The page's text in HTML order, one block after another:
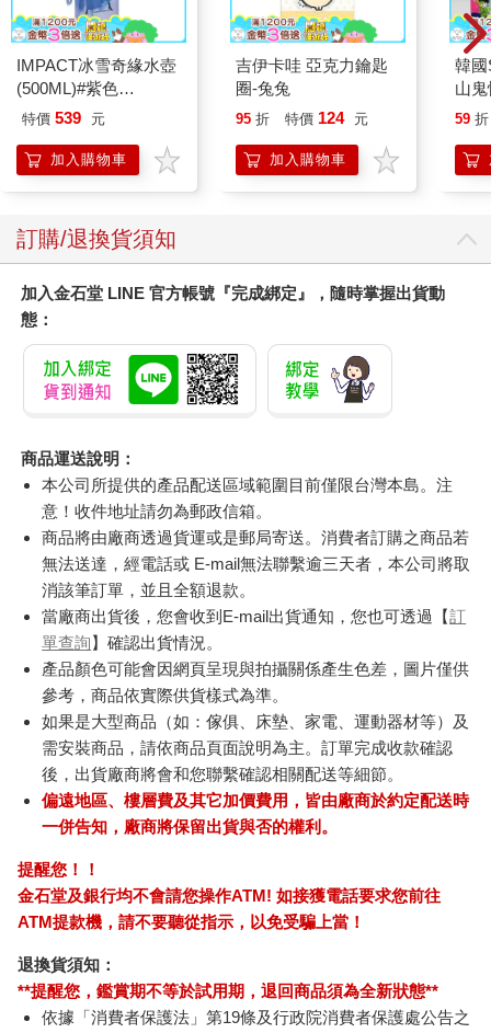
IMPACT冰雪奇緣水壺
(500ML)#紫色
IMDSB01PL
特價 539 元
加入購物車
吉伊卡哇 亞克力鑰匙
圈-兔兔
95 折 特價 124 元
加入購物車
韓
山
450
59 折
訂購/退換貨須知
加入金石堂 LINE 官方帳號『完成綁定』，隨時掌握出貨動
態：
商品運送說明：
本公司所提供的產品配送區域範圍目前僅限台灣本島。注
意！收件地址請勿為郵政信箱。
商品將由廠商透過貨運或是郵局寄送。消費者訂購之商品若
無法送達，經電話或 E-mail無法聯繫逾三天者，本公司將取
消該筆訂單，並且全額退款。
當廠商出貨後，您會收到E-mail出貨通知，您也可透過【訂
單查詢】確認出貨情況。
產品顏色可能會因網頁呈現與拍攝關係產生色差，圖片僅供
參考，商品依實際供貨樣式為準。
如果是大型商品（如：傢俱、床墊、家電、運動器材等）及
需安裝商品，請依商品頁面說明為主。訂單完成收款確認
後，出貨廠商將會和您聯繫確認相關配送等細節。
偏遠地區、樓層費及其它加價費用，皆由廠商於約定配送時
一併告知，廠商將保留出貨與否的權利。
提醒您！！
金石堂及銀行均不會請您操作ATM! 如接獲電話要求您前往
ATM提款機，請不要聽從指示，以免受騙上當！
退換貨須知：
**提醒您，鑑賞期不等於試用期，退回商品須為全新狀態**
依據「消費者保護法」第19條及行政院消費者保護處公告之